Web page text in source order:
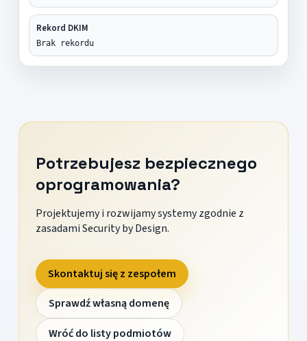
Rekord DKIM
Brak rekordu
Potrzebujesz bezpiecznego
oprogramowania?
Projektujemy i rozwijamy systemy zgodnie z
zasadami Security by Design.
Skontaktuj się z zespołem
Sprawdź własną domenę
Wróć do listy podmiotów